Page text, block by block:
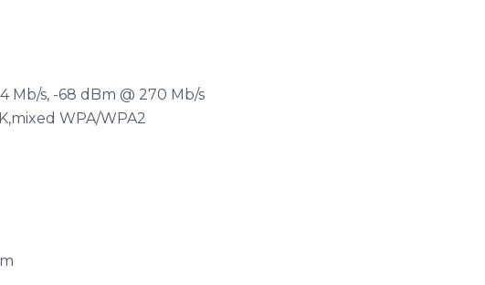
Mb/s, -68 dBm @ 270 Mb/s
WPA/WPA2